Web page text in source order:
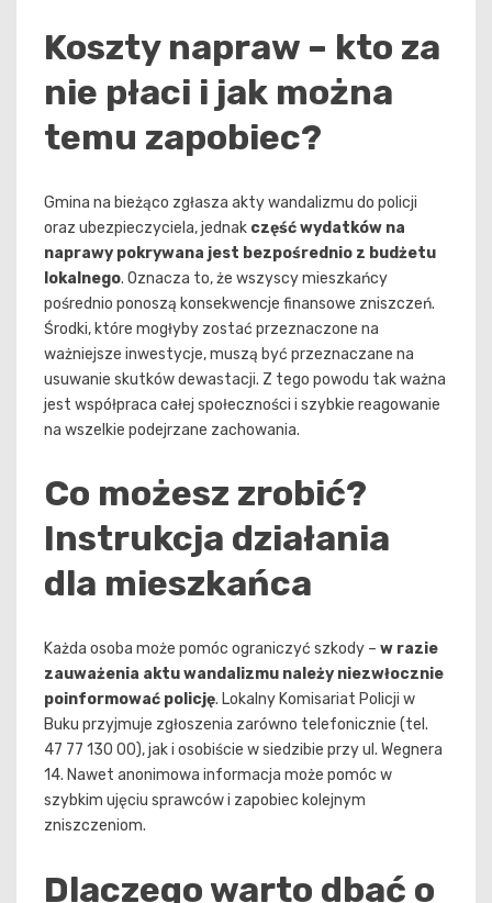
Koszty napraw – kto za
nie płaci i jak można
temu zapobiec?
Gmina na bieżąco zgłasza akty wandalizmu do policji
oraz ubezpieczyciela, jednak część wydatków na
naprawy pokrywana jest bezpośrednio z budżetu
lokalnego. Oznacza to, że wszyscy mieszkańcy
pośrednio ponoszą konsekwencje finansowe zniszczeń.
Środki, które mogłyby zostać przeznaczone na
ważniejsze inwestycje, muszą być przeznaczane na
usuwanie skutków dewastacji. Z tego powodu tak ważna
jest współpraca całej społeczności i szybkie reagowanie
na wszelkie podejrzane zachowania.
Co możesz zrobić?
Instrukcja działania
dla mieszkańca
Każda osoba może pomóc ograniczyć szkody – w razie
zauważenia aktu wandalizmu należy niezwłocznie
poinformować policję. Lokalny Komisariat Policji w
Buku przyjmuje zgłoszenia zarówno telefonicznie (tel.
47 77 130 00), jak i osobiście w siedzibie przy ul. Wegnera
14. Nawet anonimowa informacja może pomóc w
szybkim ujęciu sprawców i zapobiec kolejnym
zniszczeniom.
Dlaczego warto dbać o